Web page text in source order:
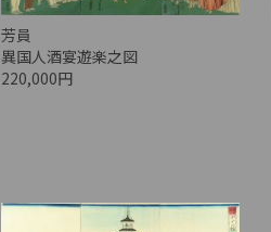
芳員
異国人酒宴遊楽之図
220,000円